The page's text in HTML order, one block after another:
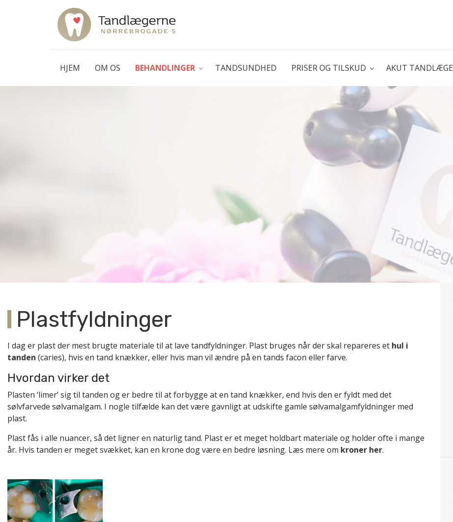
HJEM OM OS BEHANDLINGER TANDSUNDHED PRISER OG TILSKUD AKUT TANDLÆGE
Plastfyldninger
I dag er plast der mest brugte materiale til at lave tandfyldninger. Plast bruges når der skal repareres et hul i
tanden (caries), hvis en tand knækker, eller hvis man vil ændre på en tands facon eller farve.
Hvordan virker det
Plasten ‘limer’ sig til tanden og er bedre til at forbygge at en tand knækker, end hvis den er fyldt med det
sølvfarvede sølvamalgam. I nogle tilfælde kan det være gavnligt at udskifte gamle sølvamalgamfyldninger med
plast.
Plast fås i alle nuancer, så det ligner en naturlig tand. Plast er et meget holdbart materiale og holder ofte i mange
år. Hvis tanden er meget svækket, kan en krone dog være en bedre løsning. Læs mere om kroner her.